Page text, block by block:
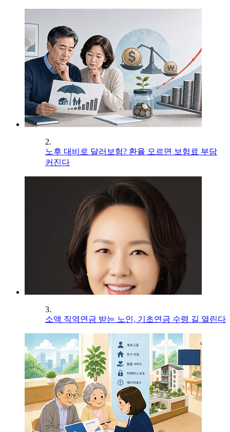
2.
노후 대비로 달러보험? 환율 오르면 보험료 부담
커진다
3.
소액 직역연금 받는 노인, 기초연금 수령 길 열린다